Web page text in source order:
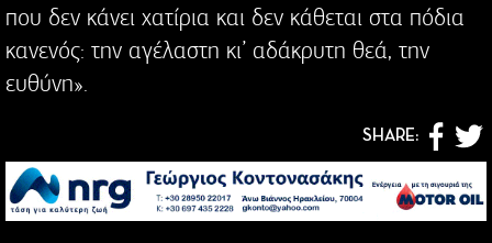
που δεν κάνει χατίρια και δεν κάθεται στα πόδια
κανενός: την αγέλαστη κι’ αδάκρυτη θεά, την
ευθύνη».
SHARE: